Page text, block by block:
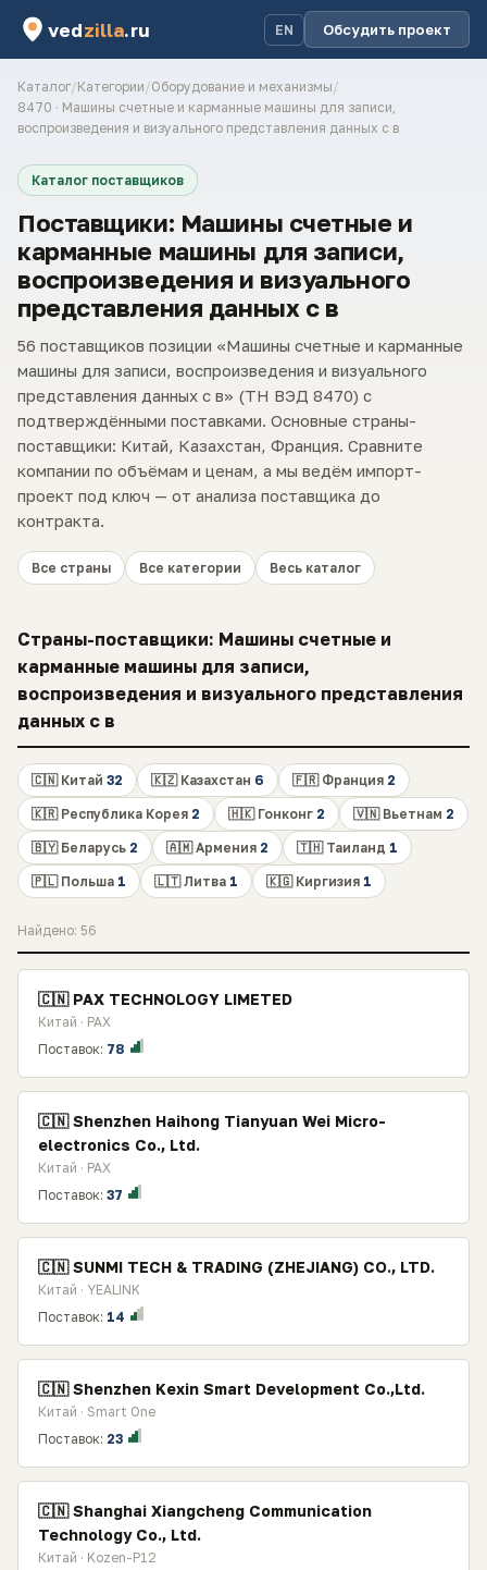
vedzilla.ru EN Обсудить проект
Каталог/Категории/Оборудование и механизмы/
8470 · Машины счетные и карманные машины для записи,
воспроизведения и визуального представления данных с в
Каталог поставщиков
Поставщики: Машины счетные и
карманные машины для записи,
воспроизведения и визуального
представления данных с в
56 поставщиков позиции «Машины счетные и карманные
машины для записи, воспроизведения и визуального
представления данных с в» (ТН ВЭД 8470) с
подтверждёнными поставками. Основные страны-
поставщики: Китай, Казахстан, Франция. Сравните
компании по объёмам и ценам, а мы ведём импорт-
проект под ключ — от анализа поставщика до
контракта.
Все страны Все категории Весь каталог
Страны-поставщики: Машины счетные и
карманные машины для записи,
воспроизведения и визуального представления
данных с в
🇨🇳 Китай 32 🇰🇿 Казахстан 6 🇫🇷 Франция 2
🇰🇷 Республика Корея 2 🇭🇰 Гонконг 2 🇻🇳 Вьетнам 2
🇧🇾 Беларусь 2 🇦🇲 Армения 2 🇹🇭 Таиланд 1
🇵🇱 Польша 1 🇱🇹 Литва 1 🇰🇬 Киргизия 1
Найдено: 56
🇨🇳 PAX TECHNOLOGY LIMETED
Китай · PAX
Поставок: 78
🇨🇳 Shenzhen Haihong Tianyuan Wei Micro-
electronics Co., Ltd.
Китай · PAX
Поставок: 37
🇨🇳 SUNMI TECH & TRADING (ZHEJIANG) CO., LTD.
Китай · YEALINK
Поставок: 14
🇨🇳 Shenzhen Kexin Smart Development Co.,Ltd.
Китай · Smart One
Поставок: 23
🇨🇳 Shanghai Xiangcheng Communication
Technology Co., Ltd.
Китай · Kozen-P12